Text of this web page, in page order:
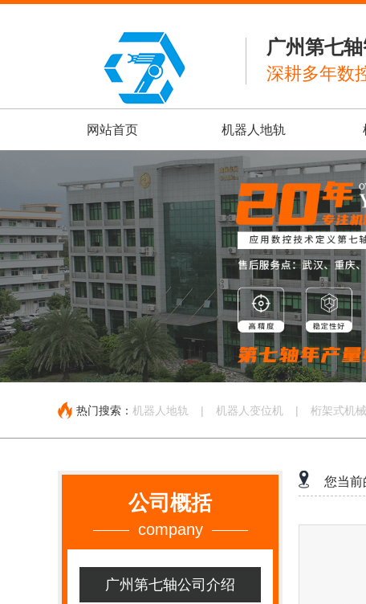
广州第七
深耕多年数
网站首页 机器人地轨
热门搜索： 机器人地轨 | 机器人变位机 | 桁架式机
公司概括
company
广州第七轴公司介绍
您当前